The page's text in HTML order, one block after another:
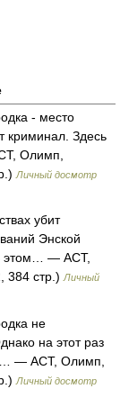
- место
криминал. Здесь
Олимп,
Личный досмотр
убит
Энской
этом… — АСТ,
384 стр.) Личный
не
на этот раз
— АСТ, Олимп,
Личный досмотр